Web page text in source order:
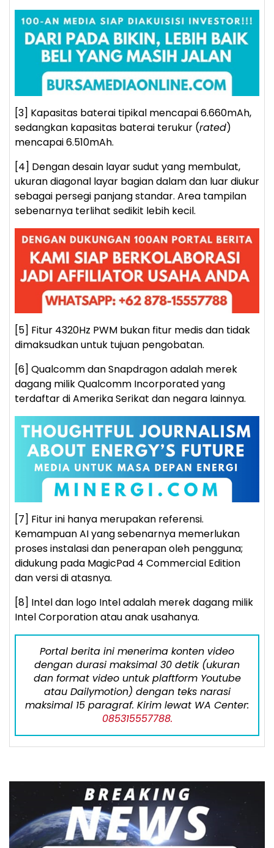
[3] Kapasitas baterai tipikal mencapai 6.660mAh,
sedangkan kapasitas baterai terukur (rated)
mencapai 6.510mAh.
[4] Dengan desain layar sudut yang membulat,
ukuran diagonal layar bagian dalam dan luar diukur
sebagai persegi panjang standar. Area tampilan
sebenarnya terlihat sedikit lebih kecil.
[5] Fitur 4320Hz PWM bukan fitur medis dan tidak
dimaksudkan untuk tujuan pengobatan.
[6] Qualcomm dan Snapdragon adalah merek
dagang milik Qualcomm Incorporated yang
terdaftar di Amerika Serikat dan negara lainnya.
[7] Fitur ini hanya merupakan referensi.
Kemampuan AI yang sebenarnya memerlukan
proses instalasi dan penerapan oleh pengguna;
didukung pada MagicPad 4 Commercial Edition
dan versi di atasnya.
[8] Intel dan logo Intel adalah merek dagang milik
Intel Corporation atau anak usahanya.
Portal berita ini menerima konten video
dengan durasi maksimal 30 detik (ukuran
dan format video untuk plaftform Youtube
atau Dailymotion) dengan teks narasi
maksimal 15 paragraf. Kirim lewat WA Center:
085315557788.